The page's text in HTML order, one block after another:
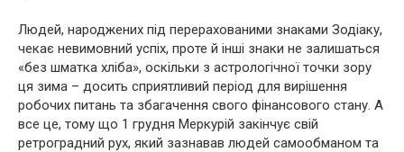
Людей, народжених під перерахованими знаками Зодіаку,
чекає невимовний успіх, проте й інші знаки не залишаться
«без шматка хліба», оскільки з астрологічної точки зору
ця зима – досить сприятливий період для вирішення
робочих питань та збагачення свого фінансового стану. А
все це, тому що 1 грудня Меркурій закінчує свій
ретроградний рух, який зазнавав людей самообманом та